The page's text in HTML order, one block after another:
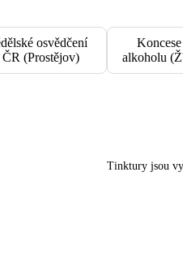
osvědčení
(Prostějov)
alkoholu
Tinktury jsou